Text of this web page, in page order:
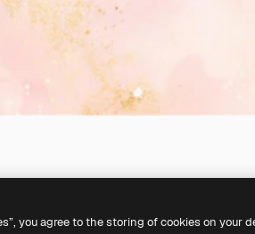
you agree to the storing of cookies on your